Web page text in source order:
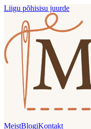
Liigu põhisisu juurde
MeistBlogiKontakt